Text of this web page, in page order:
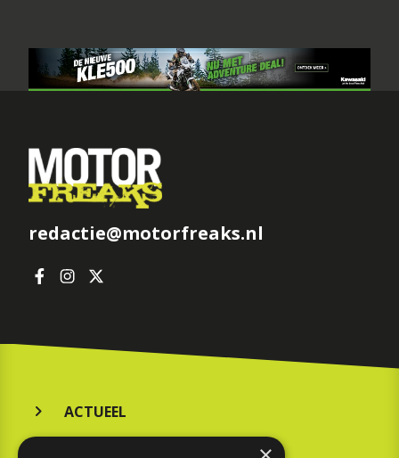
redactie@motorfreaks.nl
ACTUEEL